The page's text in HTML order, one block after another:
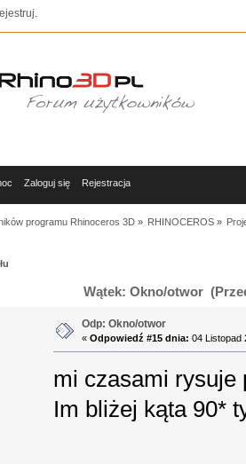
.
Zaloguj się Rejestracja
programu Rhinoceros 3D» RHINOCEROS»
Wątek: Okno/otwor
Odp: Okno/otwor
«Odpowiedź #15 dnia: 04 Listopad
mi czasami rysuje
Im bliżej kąta 90*